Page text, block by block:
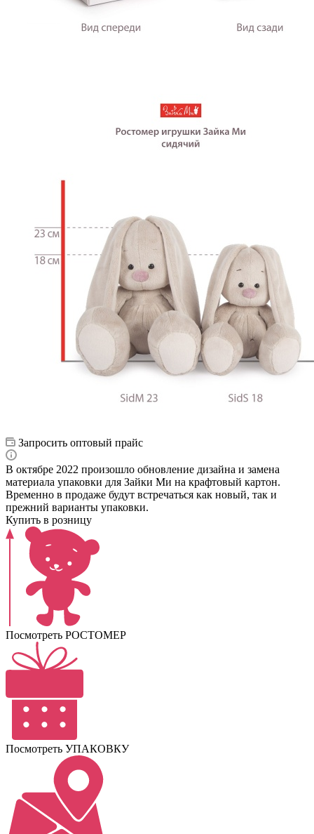
Запросить оптовый прайс
В октябре 2022 произошло обновление дизайна и замена
материала упаковки для Зайки Ми на крафтовый картон.
Временно в продаже будут встречаться как новый, так и
прежний варианты упаковки.
Купить в розницу
Посмотреть РОСТОМЕР
Посмотреть УПАКОВКУ